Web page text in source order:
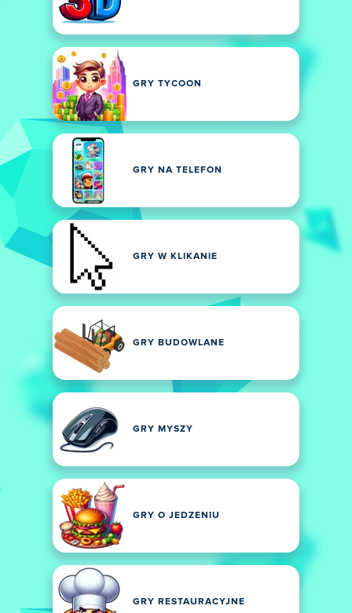
GRY TYCOON
GRY NA TELEFON
GRY W KLIKANIE
GRY BUDOWLANE
GRY MYSZY
GRY O JEDZENIU
GRY RESTAURACYJNE